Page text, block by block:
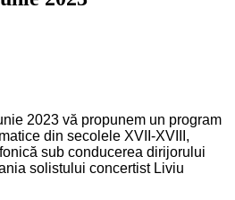
2023 vă propunem un program
din secolele XVII-XVIII,
sub conducerea dirijorului
solistului concertist Liviu